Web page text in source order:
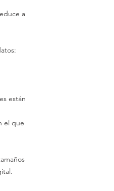
a
están
el que